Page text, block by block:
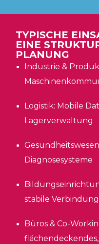
TYPISCHE
EINE
PLANUNG
Industrie &
Logistik: Mobile
Lagerverwaltung
Diagnosesysteme
stabile
Büros & Co-